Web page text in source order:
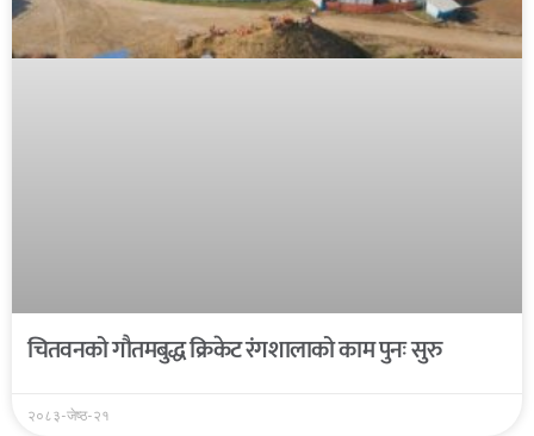
चितवनको गौतमबुद्ध क्रिकेट रंगशालाको काम पुनः सुरु
२०८३-जेष्ठ-२१